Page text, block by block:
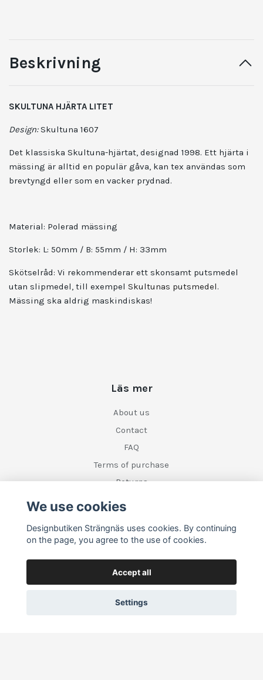
Beskrivning
SKULTUNA HJÄRTA LITET
Design:Skultuna 1607
Det klassiska Skultuna-hjärtat, designad 1998. Ett hjärta i
mässing är alltid en populär gåva, kan tex användas som
brevtyngd eller som en vacker prydnad.
Material: Polerad mässing
Storlek: L: 50mm / B: 55mm / H: 33mm
Skötselråd: Vi rekommenderar ett skonsamt putsmedel
utan slipmedel, till exempel Skultunas putsmedel.
Mässing ska aldrig maskindiskas!
Läs mer
About us
Contact
FAQ
Terms of purchase
Returns
We use cookies
Designbutiken Strängnäs uses cookies. By continuing
on the page, you agree to the use of cookies.
Accept all
Settings